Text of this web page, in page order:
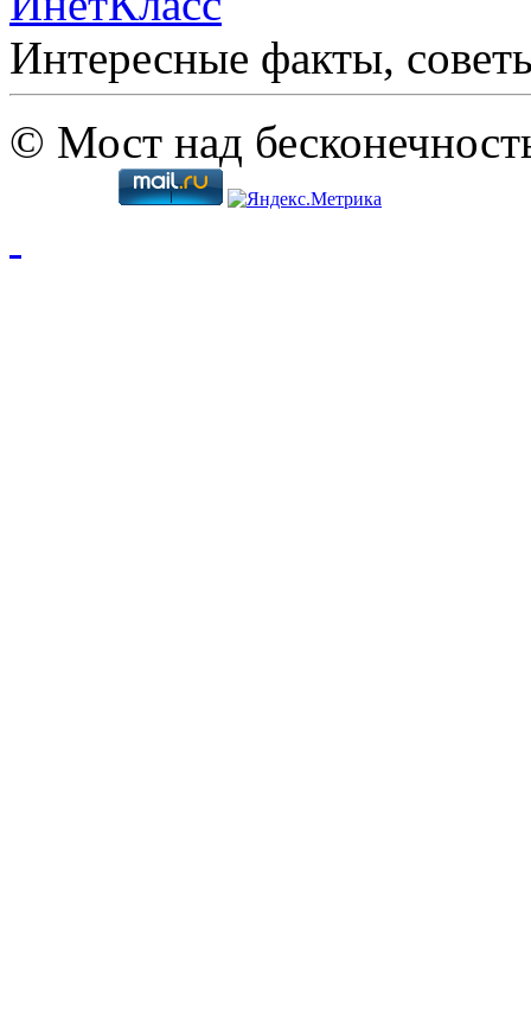
Интересные факты,
© Мост над